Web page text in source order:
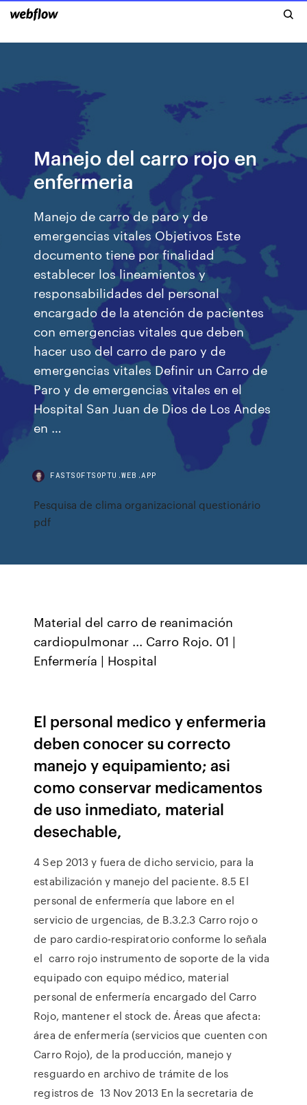
Manejo del carro rojo en
enfermeria
Manejo de carro de paro y de
emergencias vitales Objetivos Este
documento tiene por finalidad
establecer los lineamientos y
responsabilidades del personal
encargado de la atención de pacientes
con emergencias vitales que deben
hacer uso del carro de paro y de
emergencias vitales Definir un Carro de
Paro y de emergencias vitales en el
Hospital San Juan de Dios de Los Andes
en …
FASTSOFTSOPTU.WEB.APP
Pesquisa de clima organizacional questionário
pdf
Material del carro de reanimación
cardiopulmonar ... Carro Rojo. 01 |
Enfermería | Hospital
El personal medico y enfermeria
deben conocer su correcto
manejo y equipamiento; asi
como conservar medicamentos
de uso inmediato, material
desechable,
4 Sep 2013 y fuera de dicho servicio, para la
estabilización y manejo del paciente. 8.5 El
personal de enfermería que labore en el
servicio de urgencias, de B.3.2.3 Carro rojo o
de paro cardio-respiratorio conforme lo señala
el carro rojo instrumento de soporte de la vida
equipado con equipo médico, material
personal de enfermería encargado del Carro
Rojo, mantener el stock de. Áreas que afecta:
área de enfermería (servicios que cuenten con
Carro Rojo), de la producción, manejo y
resguardo en archivo de trámite de los
registros de 13 Nov 2013 En la secretaria de